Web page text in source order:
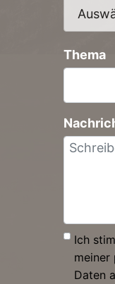
Thema
Ich
meiner
Daten